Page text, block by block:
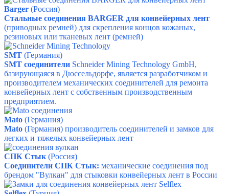
Barger (Россия)
Стальные соединения BARGER для конвейерных лент
(приводных ремней) для скрепления концов кожаных,
резиновых или тканевых лент (ремней)
SMT (Германия)
SMT соединители Schneider Mining Technology GmbH,
базирующаяся в Дюссельдорфе, является разработчиком и
производителем механических соединителей для ремонта
конвейерных лент с собственным производственным
предприятием.
Mato (Германия)
Mato (Германия) производитель соединителей и замков для
легких и тяжелых конвейерных лент
СПК Стык (Россия)
Соединители СПК Стык: механические соединения под
брендом "Вулкан" для стыковки конвейерных лент в России